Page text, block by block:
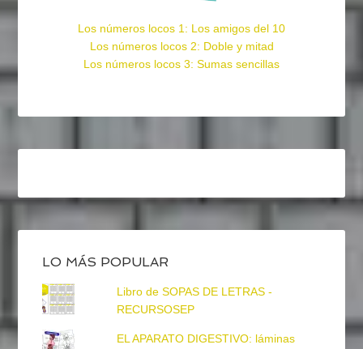
Los números locos 1: Los amigos del 10
Los números locos 2: Doble y mitad
Los números locos 3: Sumas sencillas
LO MÁS POPULAR
Libro de SOPAS DE LETRAS -
RECURSOSEP
EL APARATO DIGESTIVO: láminas